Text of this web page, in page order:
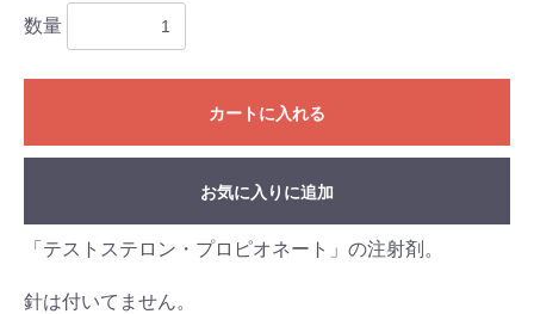
数量
カートに入れる
お気に入りに追加
「テストステロン・プロピオネート」の注射剤。
針は付いてません。